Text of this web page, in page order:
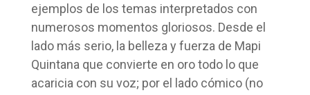
ejemplos de los temas interpretados con
numerosos momentos gloriosos. Desde el
lado más serio, la belleza y fuerza de Mapi
Quintana que convierte en oro todo lo que
acaricia con su voz; por el lado cómico (no